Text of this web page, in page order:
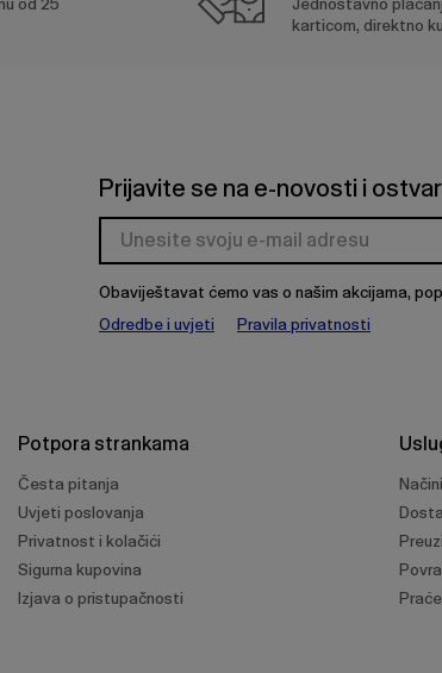
od 25
Jednostavno
karticom, direktno
Prijavite se na e-novosti i
Obaviještavat ćemo vas o našim akcijama,
Odredbe i uvjeti
Pravila privatnosti
Potpora strankama
Česta pitanja
Uvjeti poslovanja
Privatnost i kolačići
Sigurna kupovina
Izjava o pristupačnosti